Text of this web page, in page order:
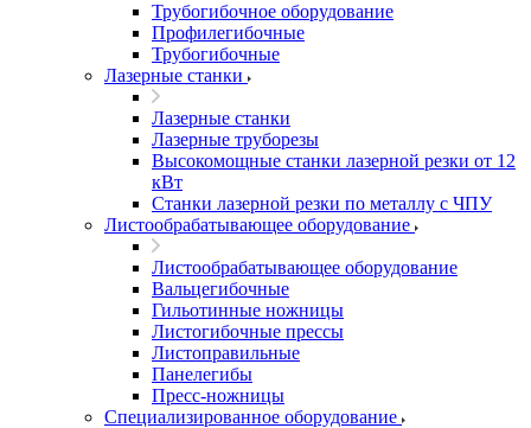
Трубогибочное оборудование
Профилегибочные
Трубогибочные
Лазерные станки
Лазерные станки
Лазерные труборезы
Высокомощные станки лазерной резки от 12
кВт
Станки лазерной резки по металлу с ЧПУ
Листообрабатывающее оборудование
Листообрабатывающее оборудование
Вальцегибочные
Гильотинные ножницы
Листогибочные прессы
Листоправильные
Панелегибы
Пресс-ножницы
Специализированное оборудование